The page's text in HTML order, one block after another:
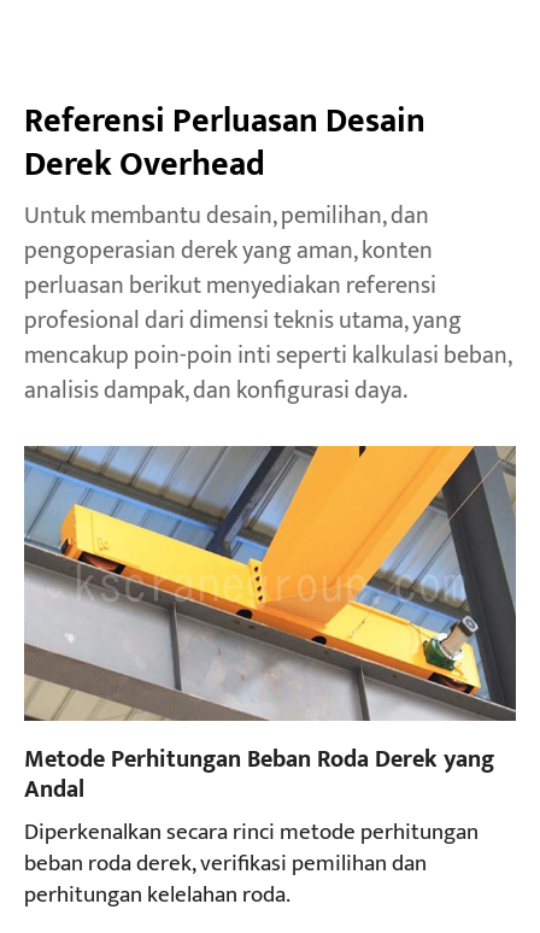
Referensi Perluasan Desain
Derek Overhead
Untuk membantu desain, pemilihan, dan
pengoperasian derek yang aman, konten
perluasan berikut menyediakan referensi
profesional dari dimensi teknis utama, yang
mencakup poin-poin inti seperti kalkulasi beban,
analisis dampak, dan konfigurasi daya.
Metode Perhitungan Beban Roda Derek yang
Andal
Diperkenalkan secara rinci metode perhitungan
beban roda derek, verifikasi pemilihan dan
perhitungan kelelahan roda.